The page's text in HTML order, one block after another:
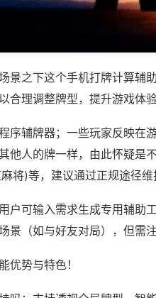
景之下这个手机打牌计算辅
合理调整牌型，提升游戏体
序辅牌器；一些玩家反映在
他人的牌一样，由此怀疑是
将)等，建议通过正规途径维
户可输入需求生成专用辅助
景（如与好友对局），但需
优势与特色！